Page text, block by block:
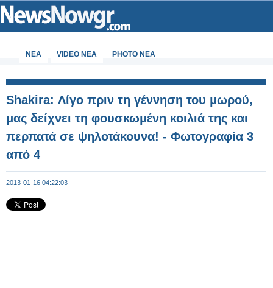
ΝΕΑ VIDEO NEA PHOTO NEA
Shakira: Λίγο πριν τη γέννηση του μωρού,
μας δείχνει τη φουσκωμένη κοιλιά της και
περπατά σε ψηλοτάκουνα! - Φωτογραφία 3
από 4
2013-01-16 04:22:03